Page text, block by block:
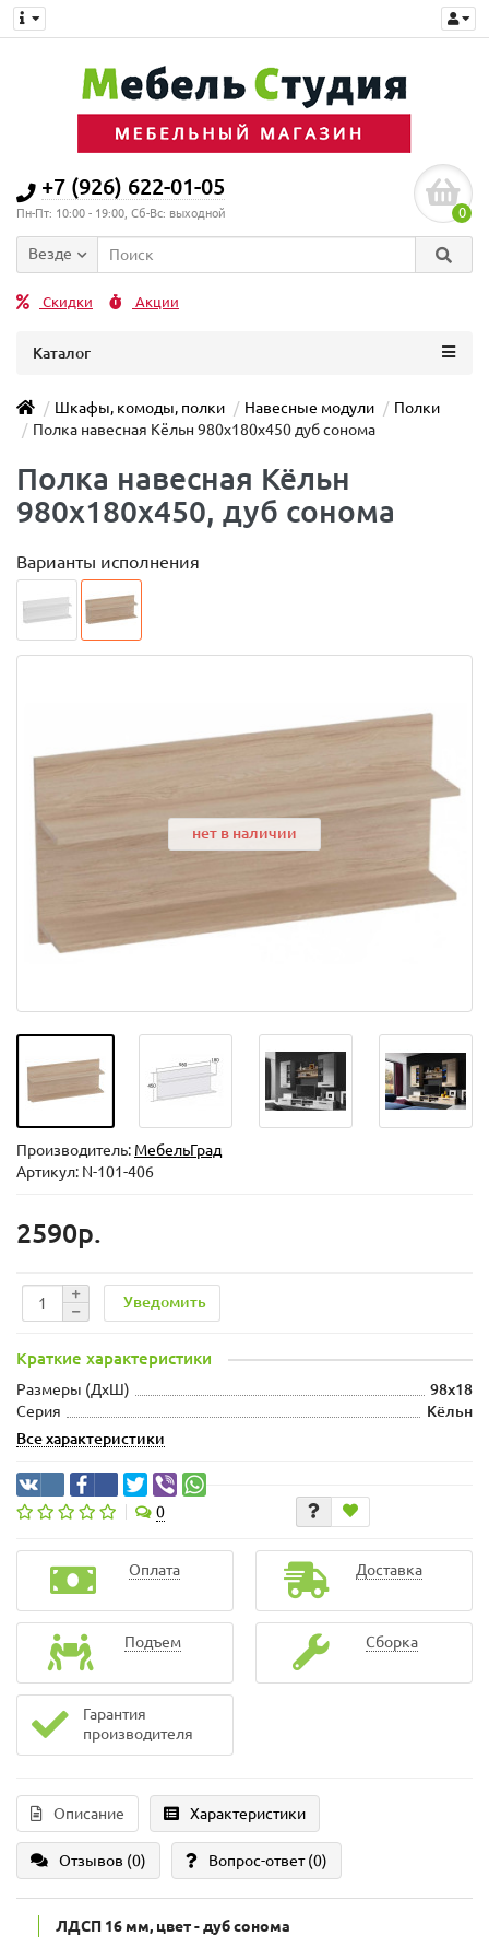
+7 (926) 622-01-05
Пн-Пт: 10:00 - 19:00, Сб-Вс: выходной 0
Везде
Скидки Акции
Каталог
Шкафы, комоды, полки Навесные модули
Полки
Полка навесная Кёльн 980x180x450 дуб сонома
Полка навесная Кёльн
980x180x450, дуб сонома
Варианты исполнения
нет в наличии
Производитель: МебельГрад
Артикул: N-101-406
2590р.
Уведомить
Краткие характеристики
Размеры (ДxШ)
98x18
Серия
Кёльн
Все характеристики
0
Оплата Доставка
Подъем Сборка
Гарантия
производителя
Описание Характеристики
Отзывов (0) Вопрос-ответ(0)
ЛДСП 16 мм, цвет - дуб сонома